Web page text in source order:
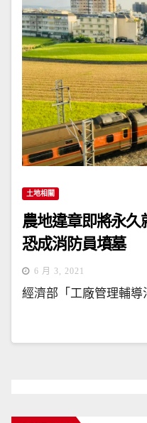
土地相關
農地違章即將永久
恐成消防員墳墓
6 月 3, 2021
經濟部「工廠管理輔導